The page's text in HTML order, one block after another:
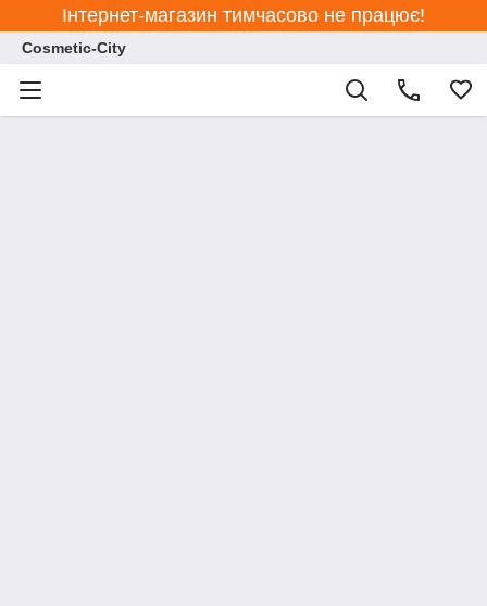
Інтернет-магазин тимчасово не працює!
Cosmetic-City